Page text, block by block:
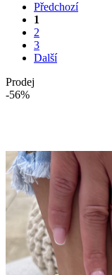
Předchozí
1
2
3
Další
Prodej
-56%